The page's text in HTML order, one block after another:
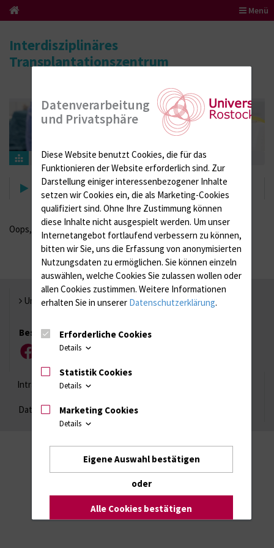
Menü
Interdisziplinäres
Transplantationszentrum
Suche
Suche
Oops, an error occurred! Code: 2026080601120199b8e23d
Universität Rostock
Besuchen Sie uns
Facebook
Intranet Login (für Studenten)
Datenschutzhinweise Barrierefreiheit
Datenverarbeitung
und Privatsphäre
Diese Website benutzt Cookies, die für das
Funktionieren der Website erforderlich sind. Zur
Darstellung einiger interessenbezogener Inhalte
setzen wir Cookies ein, die als Marketing-Cookies
qualifiziert sind. Ohne Ihre Zustimmung können
diese Inhalte nicht ausgespielt werden. Um unser
Internetangebot fortlaufend verbessern zu können,
bitten wir Sie, uns die Erfassung von anonymisierten
Nutzungsdaten zu ermöglichen. Sie können einzeln
auswählen, welche Cookies Sie zulassen wollen oder
allen Cookies zustimmen. Weitere Informationen
erhalten Sie in unserer Datenschutzerklärung.
Erforderliche Cookies
Details
Statistik Cookies
Details
Marketing Cookies
Details
Eigene Auswahl bestätigen
oder
Alle Cookies bestätigen